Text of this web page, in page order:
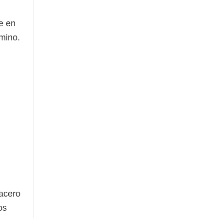
en